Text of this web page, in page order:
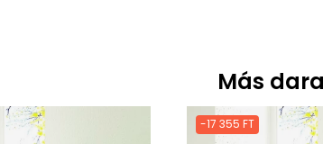
Más
-17 355 FT